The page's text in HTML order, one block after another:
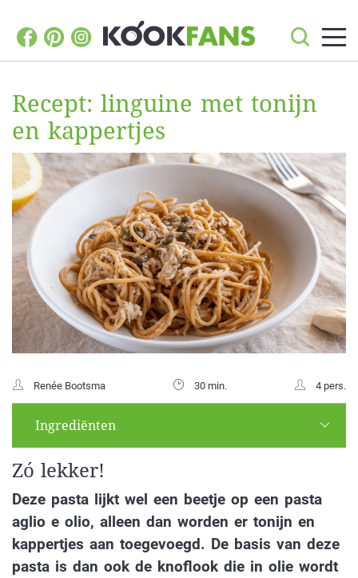
Recept: linguine met tonijn
en kappertjes
Renée Bootsma 30 min. 4 pers.
Ingrediënten
Zó lekker!
Deze pasta lijkt wel een beetje op een pasta
aglio e olio, alleen dan worden er tonijn en
kappertjes aan toegevoegd. De basis van deze
pasta is dan ook de knoflook die in olie wordt